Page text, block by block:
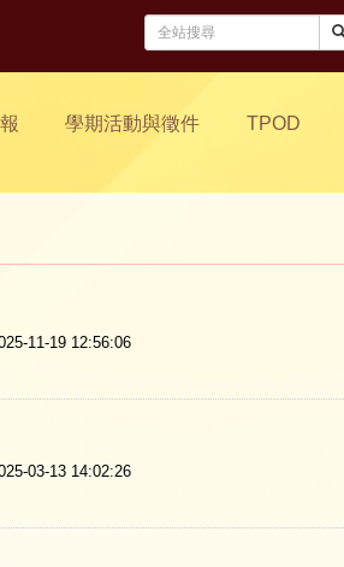
學期活動與徵件 TPOD
11-19 12:56:06
03-13 14:02:26